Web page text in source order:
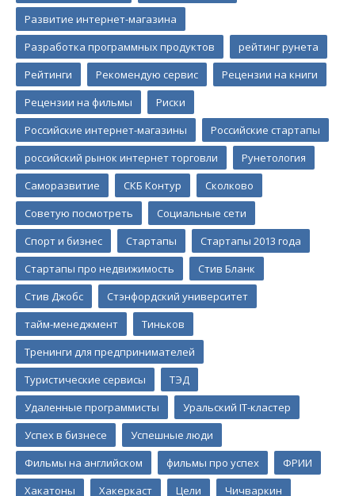
Развитие интернет-магазина
Разработка программных продуктов
рейтинг рунета
Рейтинги
Рекомендую сервис
Рецензии на книги
Рецензии на фильмы
Риски
Российские интернет-магазины
Российские стартапы
российский рынок интернет торговли
Рунетология
Саморазвитие
СКБ Контур
Сколково
Советую посмотреть
Социальные сети
Спорт и бизнес
Стартапы
Стартапы 2013 года
Стартапы про недвижимость
Стив Бланк
Стив Джобс
Стэнфордский университет
тайм-менеджмент
Тиньков
Тренинги для предпринимателей
Туристические сервисы
ТЭД
Удаленные программисты
Уральский IT-кластер
Успех в бизнесе
Успешные люди
Фильмы на английском
фильмы про успех
ФРИИ
Хакатоны
Хакеркаст Цели
Чичваркин